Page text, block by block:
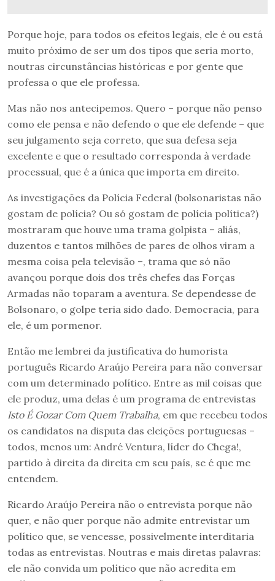
Porque hoje, para todos os efeitos legais, ele é ou está
muito próximo de ser um dos tipos que seria morto,
noutras circunstâncias históricas e por gente que
professa o que ele professa.
Mas não nos antecipemos. Quero – porque não penso
como ele pensa e não defendo o que ele defende – que
seu julgamento seja correto, que sua defesa seja
excelente e que o resultado corresponda à verdade
processual, que é a única que importa em direito.
As investigações da Polícia Federal (bolsonaristas não
gostam de polícia? Ou só gostam de polícia política?)
mostraram que houve uma trama golpista – aliás,
duzentos e tantos milhões de pares de olhos viram a
mesma coisa pela televisão –, trama que só não
avançou porque dois dos três chefes das Forças
Armadas não toparam a aventura. Se dependesse de
Bolsonaro, o golpe teria sido dado. Democracia, para
ele, é um pormenor.
Então me lembrei da justificativa do humorista
português Ricardo Araújo Pereira para não conversar
com um determinado político. Entre as mil coisas que
ele produz, uma delas é um programa de entrevistas
Isto É Gozar Com Quem Trabalha, em que recebeu todos
os candidatos na disputa das eleições portuguesas –
todos, menos um: André Ventura, líder do Chega!,
partido à direita da direita em seu país, se é que me
entendem.
Ricardo Araújo Pereira não o entrevista porque não
quer, e não quer porque não admite entrevistar um
político que, se vencesse, possivelmente interditaria
todas as entrevistas. Noutras e mais diretas palavras:
ele não convida um político que não acredita em